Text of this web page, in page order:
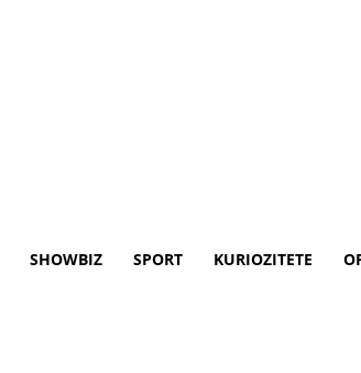
SHOWBIZ SPORT KURIOZITETE